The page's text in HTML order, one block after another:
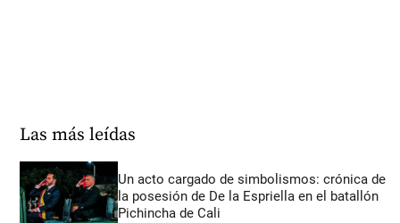
Las más leídas
Un acto cargado de simbolismos: crónica de
la posesión de De la Espriella en el batallón
Pichincha de Cali